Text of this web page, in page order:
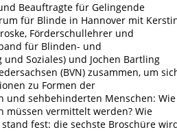
Beauftragte für Gelingende
für Blinde in Hannover mit
Förderschullehrer und
für Blinden- und
Soziales) und Jochen Bartling
(BVN) zusammen, um
zu Formen der
und sehbehinderten Menschen: Wie
müssen vermittelt werden? Wie
fest: die sechste Broschüre